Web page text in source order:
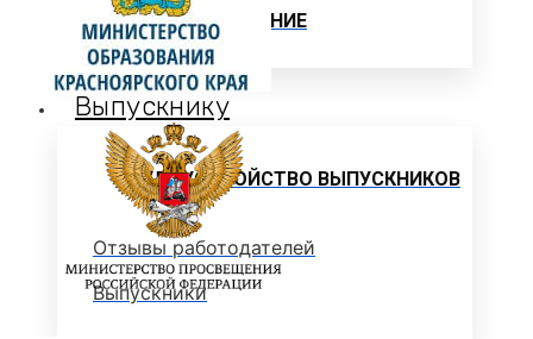
ЦЕЛЕВОЕ ОБУЧЕНИЕ
Выпускнику
ТРУДОУСТРОЙСТВО ВЫПУСКНИКОВ
Отзывы работодателей
Выпускники